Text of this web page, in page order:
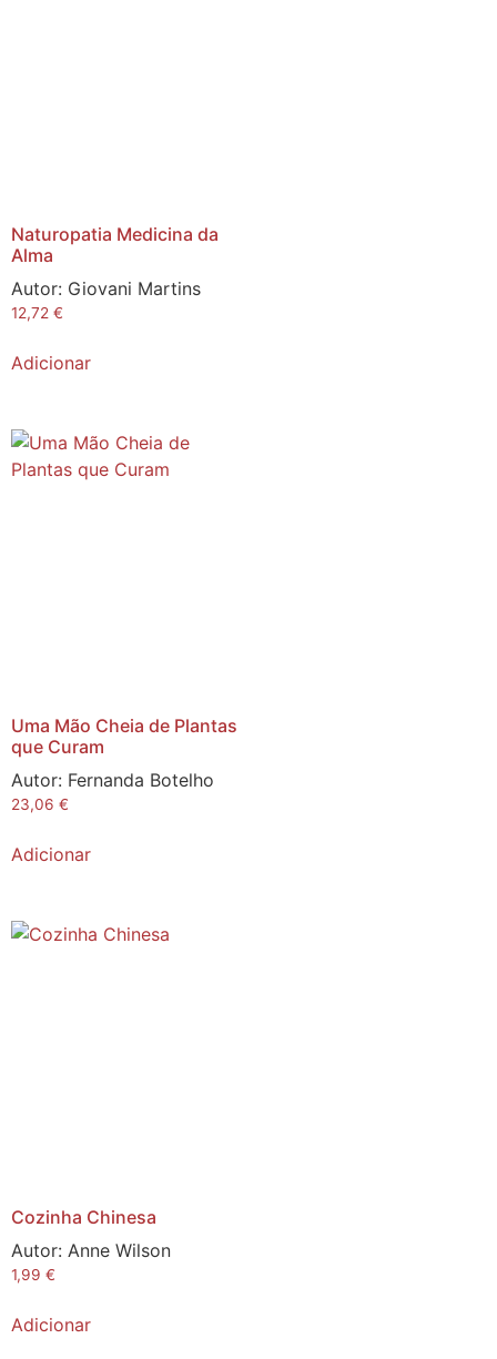
Naturopatia Medicina da
Alma
Autor: Giovani Martins
12,72 €
Adicionar
Uma Mão Cheia de Plantas
que Curam
Autor: Fernanda Botelho
23,06 €
Adicionar
Cozinha Chinesa
Autor: Anne Wilson
1,99 €
Adicionar